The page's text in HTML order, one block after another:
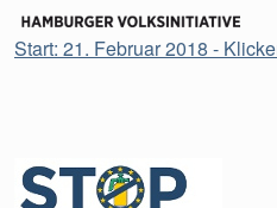
Start: 21. Februar 2018 -